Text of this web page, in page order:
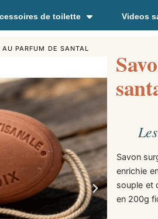
de toilette Videos
PARFUM DE SANTAL
Savon
enrichie
souple et
en 200g